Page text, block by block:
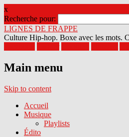
x
Recherche pour:
LIGNES DE FRAPPE
Culture Hip-hop. Boxe avec les mots.
Main menu
Skip to content
Accueil
Musique
Playlists
Édito